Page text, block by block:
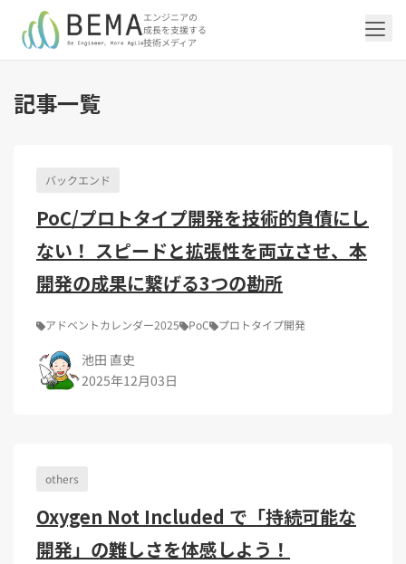
エンジニアの
成長を支援する
技術メディア
「アジャイル開発/スクラム」の記事一覧を
「アジャイル開発/スクラム」のタグ一覧
スクラムマスター（19）
アジャイル（15）
レトロスペクティブ（6）
DX Criteria（1）
「DevOps/クラウド」の記事一覧を見る
AWS（20）
CI/CD（9）
Terraform（6）
インフラストラクチャ（5）
Docker（4）
サーバーレス（3）
CloudWatch（2）
CodeCommit（2）
Amplify（2）
Ansible（2）
Google Cloud（1）
Platform Engineering（1）
さくらのクラウド（1）
「AI」の記事一覧を見る
生成AI（13）
AIエージェント（4）
NotebookLM（3）
Gemini（3）
OpenAI（1）
CNN（1） 深層学習（1）
「バックエンド」の記事一覧を見る
Oracle APEX（5）
Python（4）
API（2）
Ruby（2）
SQL（1）
アクセス制御（1）
Cloud SQL（1）
MySQL（1）
「Flutter/モバイル」の記事一覧を見る
Flutter（38）
Dart（6）
Swift（2）
アプリ開発（1）
「Jamstack/フロントエンド」の記事一覧
「Jamstack/フロントエンド」のタグ一覧
Jamstack（10）
Astro（10）
SSG（9）
microCMS（7）
TypeScript（4）
Puppeteer（1）
SEO（1）
Redux（1）
React（1）
「others」の記事一覧を見る
エンジニア組織（48）
イベント（42）
アドベントカレンダー2024（25）
スキルアップ（24）
日本CTO協会（18）
若手エンジニア（12）
トラブルシューティング（12）
マネジメント（6）
DX推進（5）
オープンイノベーション（4）
記事一覧
バックエンド
PoC/プロトタイプ開発を技術的負債にし
ない！ スピードと拡張性を両立させ、本
開発の成果に繋げる3つの勘所
アドベントカレンダー2025 PoC プロトタイプ開発
池田 直史
2025年12月03日
others
Oxygen Not Included で「持続可能な
開発」の難しさを体感しよう！